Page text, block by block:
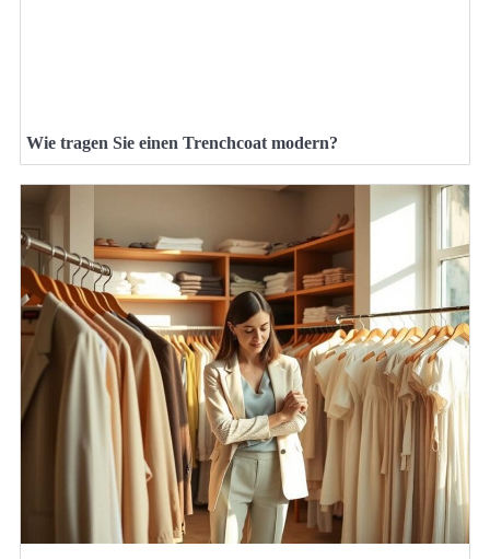
Wie tragen Sie einen Trenchcoat modern?